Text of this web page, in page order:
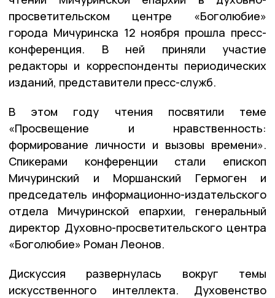
просветительском центре «Боголюбие»
города Мичуринска 12 ноября прошла пресс-
конференция. В ней приняли участие
редакторы и корреспонденты периодических
изданий, представители пресс-служб.
В этом году чтения посвятили теме
«Просвещение и нравственность:
формирование личности и вызовы времени».
Спикерами конференции стали епископ
Мичуринский и Моршанский Гермоген и
председатель информационно-издательского
отдела Мичуринской епархии, генеральный
директор Духовно-просветительского центра
«Боголюбие» Роман Леонов.
Дискуссия развернулась вокруг темы
искусственного интеллекта. Духовенство